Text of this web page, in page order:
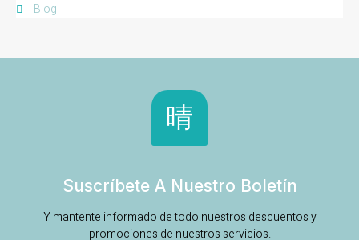
Blog
Suscríbete A Nuestro Boletín
Y mantente informado de todo nuestros descuentos y
promociones de nuestros servicios.